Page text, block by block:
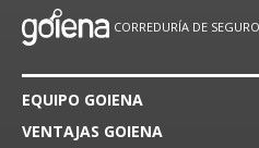
EQUIPO GOIENA
VENTAJAS GOIENA
CORREDURÍA DE